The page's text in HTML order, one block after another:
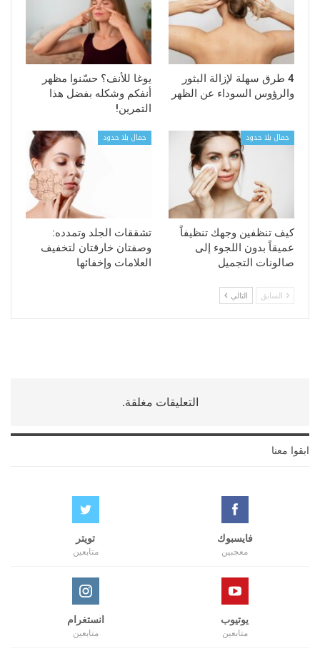
4 طرق سهلة لإزالة البثور
والرؤوس السوداء عن الظهر
يوغا للأنف؟ حسّنوا مظهر
أنفكم وشكله بفضل هذا
التمرين!
جمال بلا حدود
كيف تنظفين وجهك تنظيفاً
عميقاً بدون اللجوء إلى
صالونات التجميل
جمال بلا حدود
تشققات الجلد وتمدده:
وصفتان خارقتان لتخفيف
العلامات وإخفائها
السابق التالي
التعليقات مغلقة.
ابقوا معنا
فايسبوك
معجبين
تويتر
متابعين
يوتيوب
متابعين
انستغرام
متابعين